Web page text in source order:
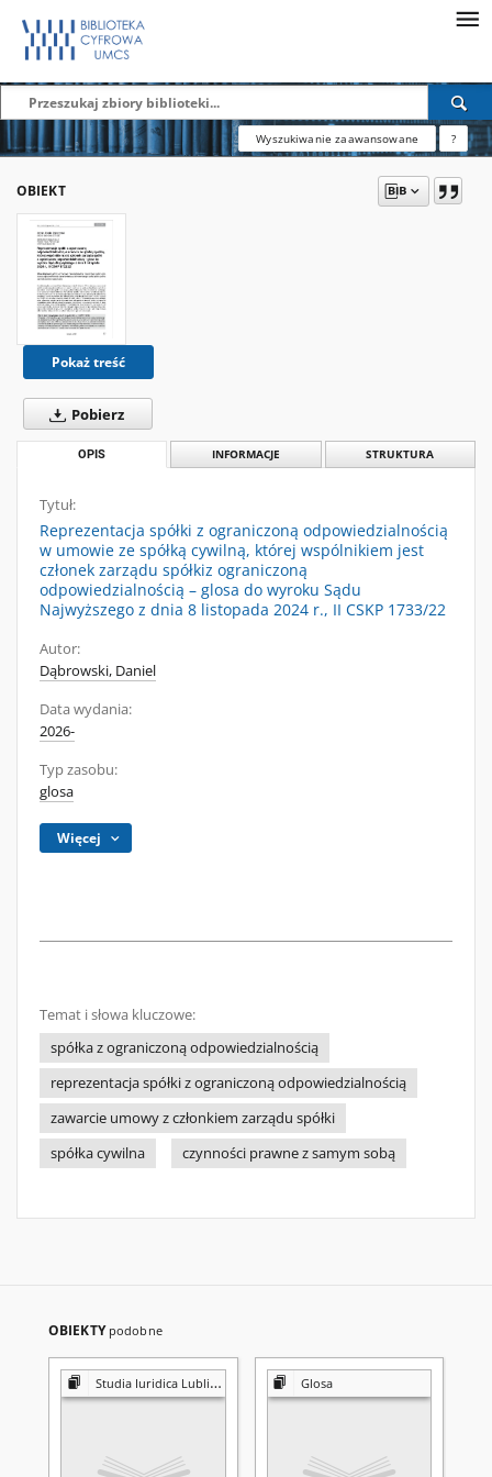
Wyszukiwanie zaawansowane ?
OBIEKT
Pokaż treść
Pobierz
OPIS INFORMACJE STRUKTURA
Tytuł:
Reprezentacja spółki z ograniczoną odpowiedzialnością
w umowie ze spółką cywilną, której wspólnikiem jest
członek zarządu spółkiz ograniczoną
odpowiedzialnością – glosa do wyroku Sądu
Najwyższego z dnia 8 listopada 2024 r., II CSKP 1733/22
Autor:
Dąbrowski, Daniel
Data wydania:
2026-
Typ zasobu:
glosa
Więcej
Temat i słowa kluczowe:
spółka z ograniczoną odpowiedzialnością
reprezentacja spółki z ograniczoną odpowiedzialnością
zawarcie umowy z członkiem zarządu spółki
spółka cywilna
czynności prawne z samym sobą
OBIEKTY podobne
Studia Iuridica Lublinensia Glosa